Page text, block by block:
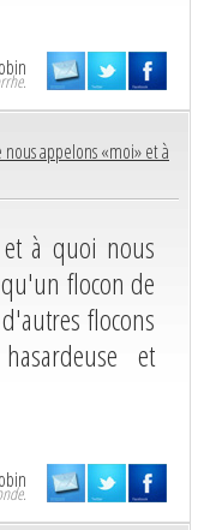
nous appelons «moi» et à
à quoi nous
flocon de
flocons
et